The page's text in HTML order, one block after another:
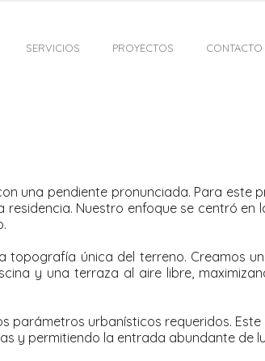
SERVICIOS PROYECTOS CONTACTO
una pendiente pronunciada. Para este
Nuestro enfoque se centró en
topografía única del terreno. Creamos
y una terraza al aire libre,
parámetros urbanísticos requeridos.
y permitiendo la entrada abundante de